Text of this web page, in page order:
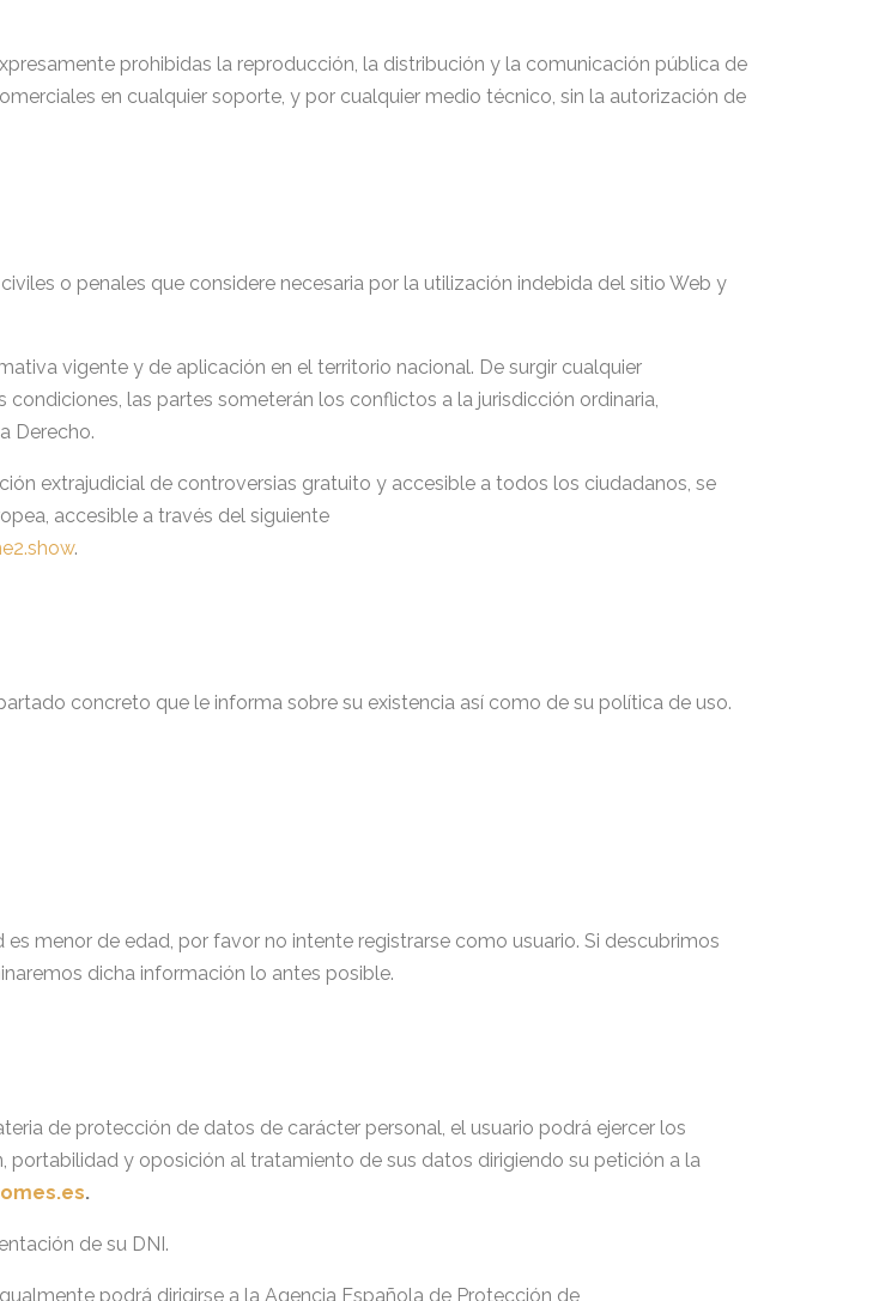
prohibidas la reproducción, la distribución y la comunicación pública de
en cualquier soporte, y por cualquier medio técnico, sin la autorización de
o penales que considere necesaria por la utilización indebida del sitio Web y
vigente y de aplicación en el territorio nacional. De surgir cualquier
las partes someterán los conflictos a la jurisdicción ordinaria,
Derecho.
extrajudicial de controversias gratuito y accesible a todos los ciudadanos, se
accesible a través del siguiente
.
concreto que le informa sobre su existencia así como de su política de uso.
menor de edad, por favor no intente registrarse como usuario. Si descubrimos
dicha información lo antes posible.
de protección de datos de carácter personal, el usuario podrá ejercer los
y oposición al tratamiento de sus datos dirigiendo su petición a la
.
de su DNI.
podrá dirigirse a la Agencia Española de Protección de